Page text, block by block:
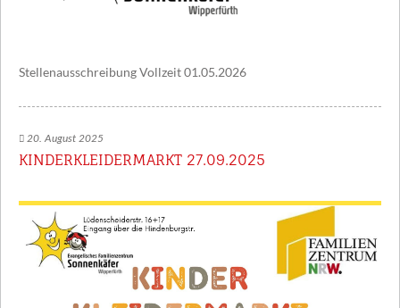
Stellenausschreibung Vollzeit 01.05.2026
20. August 2025
KINDERKLEIDERMARKT 27.09.2025